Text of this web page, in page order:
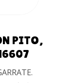
PITO,